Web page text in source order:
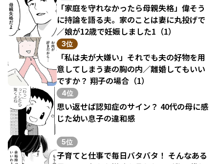
「家庭を守れなかったら母親失格」偉そう
に持論を語る夫。家のことは妻に丸投げで
／娘が12歳で妊娠しました1（1）
3位
「私は夫が大嫌い」それでも夫の好物を用
意してしまう妻の胸の内／離婚してもいい
ですか？ 翔子の場合（1）
4位
思い返せば認知症のサイン？ 40代の母に感
じた幼い息子の違和感
5位
子育てと仕事で毎日バタバタ！ そんなある